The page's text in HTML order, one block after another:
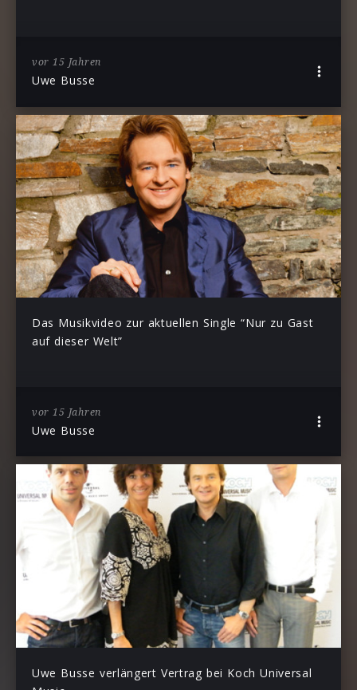
vor 15 Jahren
Uwe Busse
Das Musikvideo zur aktuellen Single “Nur zu Gast
auf dieser Welt”
vor 15 Jahren
Uwe Busse
Uwe Busse verlängert Vertrag bei Koch Universal